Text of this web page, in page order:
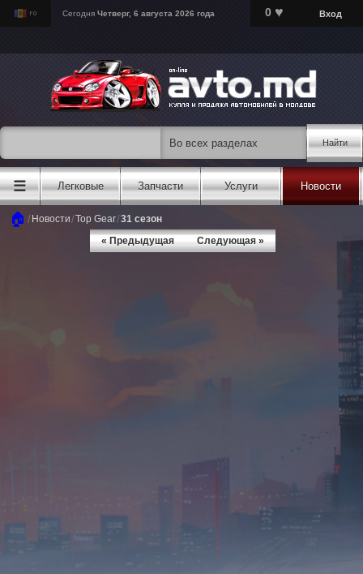
Сегодня Четверг, 6 августа 2026 года 0 ♥ Вход
Найти
☰ Легковые Запчасти Услуги Новости
🏠 / Новости/Top Gear/31 сезон
« Предыдущая
Следующая »